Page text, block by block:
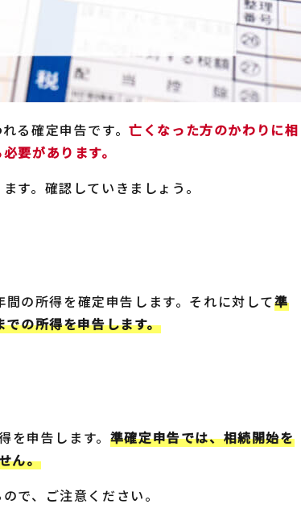
る確定申告です。亡くなった方のかわりに相
要があります。
す。確認していきましょう。
の所得を確定申告します。それに対して準
の所得を申告します。
申告します。 準確定申告では、相続開始を
ん。
で、ご注意ください。